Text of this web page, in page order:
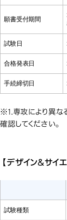
願書受付期間
試験日
合格発表日
手続締切日
※1.専攻により異な
確認してください。
【デザイン＆サイ
試験種類